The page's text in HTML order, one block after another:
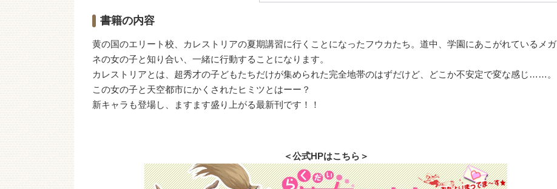
書籍の内容
黄の国のエリート校、カレストリアの夏期講習に行くことになったフウカたち。道中、学園にあこがれているメガ
ネの女の子と知り合い、一緒に行動することになります。
カレストリアとは、超秀才の子どもたちだけが集められた完全地帯のはずだけど、どこか不安定で変な感じ……。
この女の子と天空都市にかくされたヒミツとはーー？
新キャラも登場し、ますます盛り上がる最新刊です！！
＜公式HPはこちら＞